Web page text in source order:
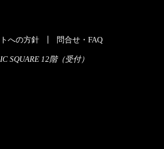
への方針 問合せ・FAQ
SQUARE 12階（受付）